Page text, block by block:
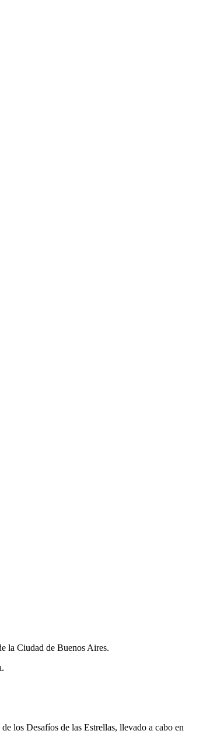
la Ciudad de Buenos Aires.
los Desafíos de las Estrellas, llevado a cabo en